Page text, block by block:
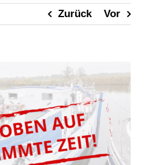
Zurück Vor